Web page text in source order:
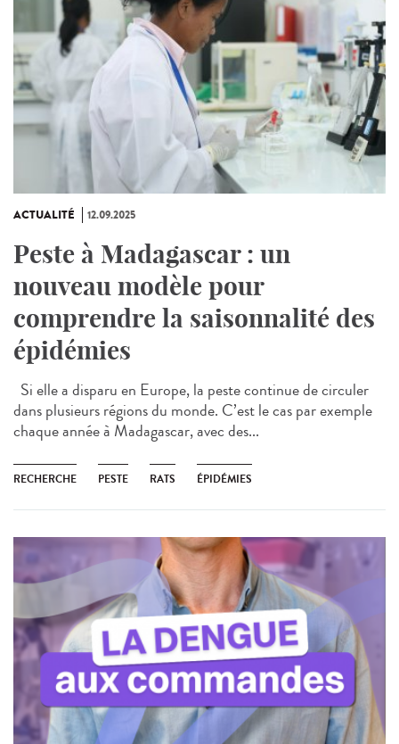
ACTUALITÉ 12.09.2025
Peste à Madagascar : un
nouveau modèle pour
comprendre la saisonnalité des
épidémies
Si elle a disparu en Europe, la peste continue de circuler
dans plusieurs régions du monde. C’est le cas par exemple
chaque année à Madagascar, avec des...
RECHERCHE PESTE RATS ÉPIDÉMIES